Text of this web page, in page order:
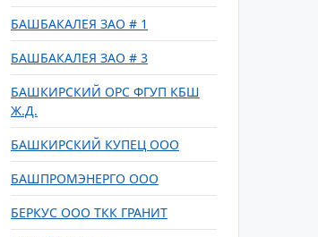
БАШБАКАЛЕЯ ЗАО # 1
БАШБАКАЛЕЯ ЗАО # 3
БАШКИРСКИЙ ОРС ФГУП КБШ
Ж.Д.
БАШКИРСКИЙ КУПЕЦ ООО
БАШПРОМЭНЕРГО ООО
БЕРКУС ООО ТКК ГРАНИТ